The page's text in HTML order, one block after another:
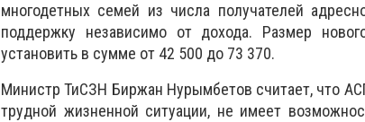
многодетных семей из числа получателей
поддержку независимо от дохода. Размер
установить в сумме от 42 500 до 73 370.
Министр ТиСЗН Биржан Нурымбетов считает, что
трудной жизненной ситуации, не имеет